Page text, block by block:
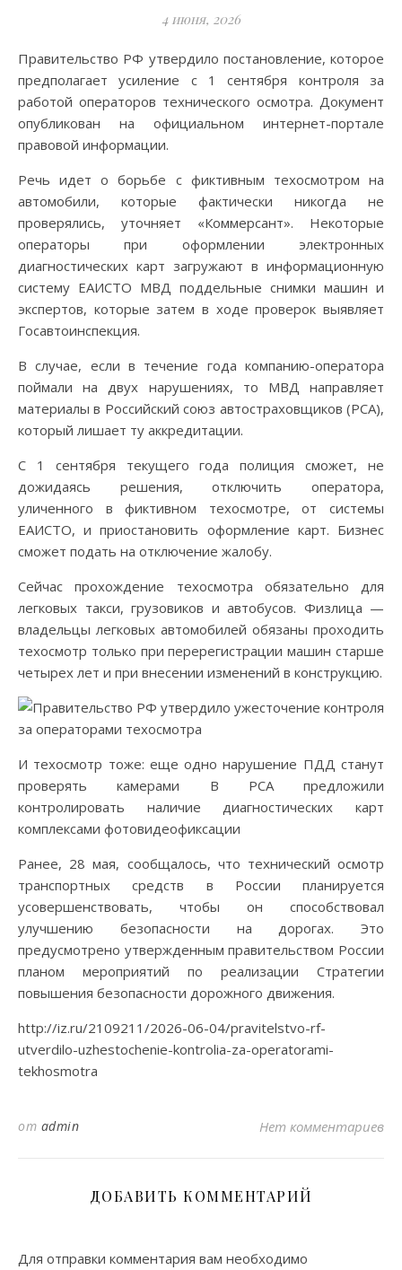
4 июня, 2026
Правительство РФ утвердило постановление, которое
предполагает усиление с 1 сентября контроля за
работой операторов технического осмотра. Документ
опубликован на официальном интернет-портале
правовой информации.
Речь идет о борьбе с фиктивным техосмотром на
автомобили, которые фактически никогда не
проверялись, уточняет «Коммерсант». Некоторые
операторы при оформлении электронных
диагностических карт загружают в информационную
систему ЕАИСТО МВД поддельные снимки машин и
экспертов, которые затем в ходе проверок выявляет
Госавтоинспекция.
В случае, если в течение года компанию-оператора
поймали на двух нарушениях, то МВД направляет
материалы в Российский союз автостраховщиков (РСА),
который лишает ту аккредитации.
С 1 сентября текущего года полиция сможет, не
дожидаясь решения, отключить оператора,
уличенного в фиктивном техосмотре, от системы
ЕАИСТО, и приостановить оформление карт. Бизнес
сможет подать на отключение жалобу.
Сейчас прохождение техосмотра обязательно для
легковых такси, грузовиков и автобусов. Физлица —
владельцы легковых автомобилей обязаны проходить
техосмотр только при перерегистрации машин старше
четырех лет и при внесении изменений в конструкцию.
И техосмотр тоже: еще одно нарушение ПДД станут
проверять камерами В РСА предложили
контролировать наличие диагностических карт
комплексами фотовидеофиксации
Ранее, 28 мая, сообщалось, что технический осмотр
транспортных средств в России планируется
усовершенствовать, чтобы он способствовал
улучшению безопасности на дорогах. Это
предусмотрено утвержденным правительством России
планом мероприятий по реализации Стратегии
повышения безопасности дорожного движения.
http://iz.ru/2109211/2026-06-04/pravitelstvo-rf-
utverdilo-uzhestochenie-kontrolia-za-operatorami-
tekhosmotra
от admin Нет комментариев
ДОБАВИТЬ КОММЕНТАРИЙ
Для отправки комментария вам необходимо